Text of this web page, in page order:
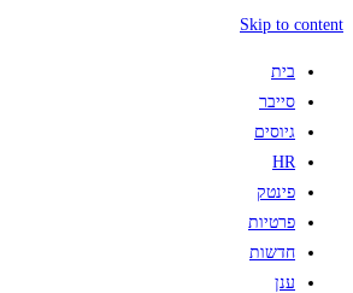
Skip to content
בית
סייבר
גיוסים
HR
פינטק
פרטיות
חדשות
ענן